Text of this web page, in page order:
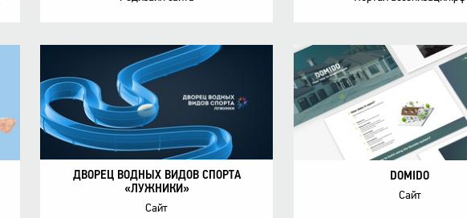
ДВОРЕЦ ВОДНЫХ ВИДОВ СПОРТА
«ЛУЖНИКИ»
Сайт
DOMIDO
Cайт